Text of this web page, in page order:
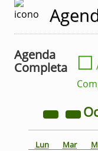
Agenda
Completa
☐
Lun Mar